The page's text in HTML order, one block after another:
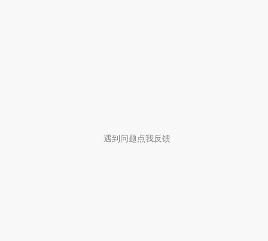
遇到问题点我反馈